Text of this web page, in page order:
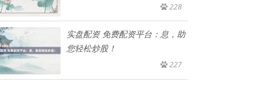
228
实盘配资 免费配资平台：息，助
您轻松炒股！
227